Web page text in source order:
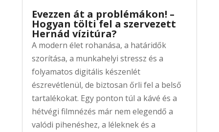
Evezzen át a problémákon! –
Hogyan tölti fel a szervezett
Hernád vízitúra?
A modern élet rohanása, a határidők
szorítása, a munkahelyi stressz és a
folyamatos digitális készenlét
észrevétlenül, de biztosan őrli fel a belső
tartalékokat. Egy ponton túl a kávé és a
hétvégi filmnézés már nem elegendő a
valódi pihenéshez, a léleknek és a